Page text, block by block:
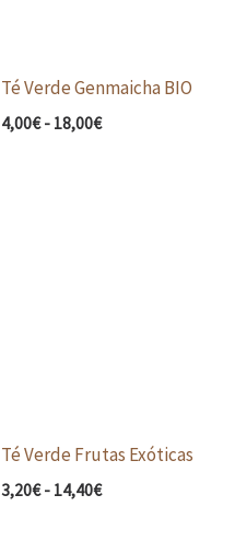
Té Verde Genmaicha BIO
4,00€ - 18,00€
Té Verde Frutas Exóticas
3,20€ - 14,40€